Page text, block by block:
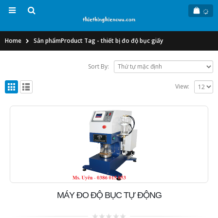
Home Sản phẩmProduct Tag -thiết bị đo độ bục giấy
Sort By:
View:
MÁY ĐO ĐỘ BỤC TỰ ĐỘNG